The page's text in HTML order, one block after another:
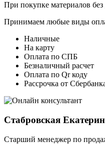
При покупке материалов
Принимаем любые виды
Наличные
На карту
Оплата по СПБ
Безналичный расчет
Оплата по Qr коду
Рассрочка от
Стабровская
Старший менеджер по